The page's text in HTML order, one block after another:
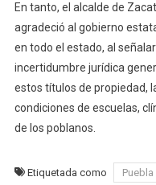
En tanto, el alcalde de
agradeció al gobierno
en todo el estado, al
incertidumbre jurídica
estos títulos de propiedad,
condiciones de escuelas,
de los poblanos.
Etiquetada como Puebla